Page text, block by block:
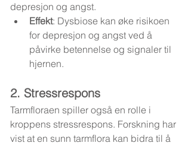
depresjon og angst.
Effekt: Dysbiose kan øke risikoen
for depresjon og angst ved å
påvirke betennelse og signaler til
hjernen.
2. Stressrespons
Tarmfloraen spiller også en rolle i
kroppens stressrespons. Forskning har
vist at en sunn tarmflora kan bidra til å